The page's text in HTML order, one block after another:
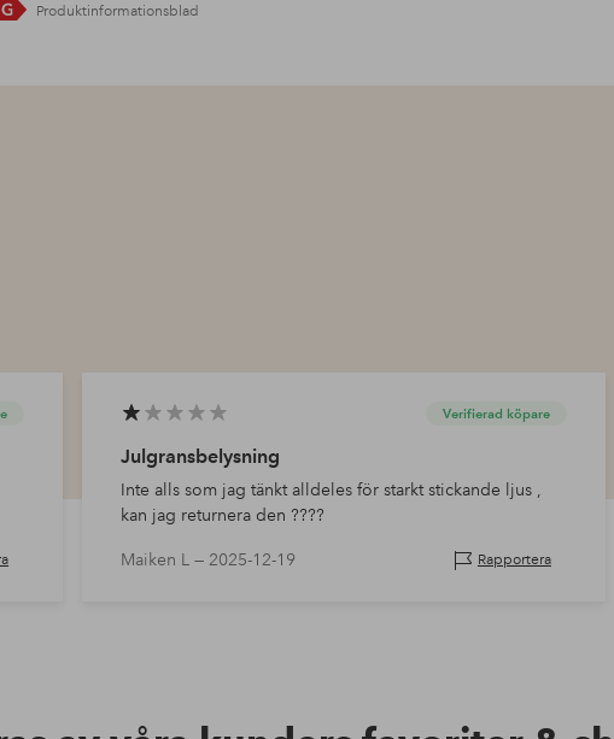
Produktinformationsblad
Verifierad köpare
Julgransbelysning
Inte alls som jag tänkt alldeles för starkt stickande ljus ,
kan jag returnera den ????
Maiken L —2025-12-19 Rapportera